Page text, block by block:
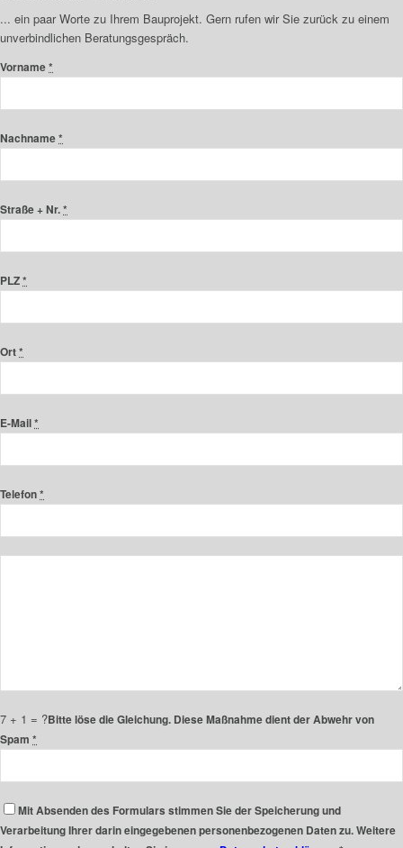
... ein paar Worte zu Ihrem Bauprojekt. Gern rufen wir Sie zurück zu einem
unverbindlichen Beratungsgespräch.
Vorname*
Nachname*
Straße + Nr.*
PLZ*
Ort*
E-Mail*
Telefon*
7 + 1 = ?Bitte löse die Gleichung. Diese Maßnahme dient der Abwehr von
Spam *
Mit Absenden des Formulars stimmen Sie der Speicherung und
Verarbeitung Ihrer darin eingegebenen personenbezogenen Daten zu. Weitere